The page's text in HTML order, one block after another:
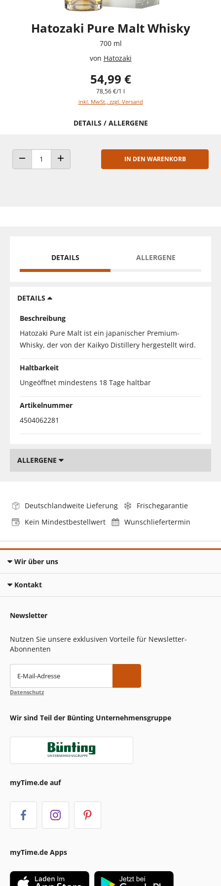
Hatozaki Pure Malt Whisky
700 ml
von Hatozaki
54,99 €
78,56 €/1 l
inkl. MwSt., zzgl. Versand
DETAILS / ALLERGENE
ANZAHL VERRINGERNANZAHL ERHÖHEN
IN DEN WARENKORB
DETAILS ALLERGENE
DETAILS
Beschreibung
Hatozaki Pure Malt ist ein japanischer Premium-
Whisky, der von der Kaikyo Distillery hergestellt wird.
Haltbarkeit
Ungeöffnet mindestens 18 Tage haltbar
Artikelnummer
4504062281
ALLERGENE
Deutschlandweite Lieferung
Frischegarantie
Kein Mindestbestellwert
Wunschliefertermin
Wir über uns
Kontakt
Newsletter
Nutzen Sie unsere exklusiven Vorteile für Newsletter-
Abonnenten
E-Mail-Adresse
Datenschutz
Wir sind Teil der Bünting Unternehmensgruppe
myTime.de auf
myTime.de Apps